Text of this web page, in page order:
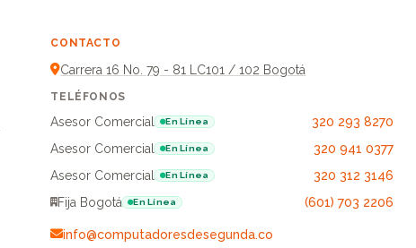
CONTACTO
Carrera 16 No. 79 - 81 LC101 / 102 Bogotá
TELÉFONOS
Asesor Comercial En Línea
320 293 8270
Asesor Comercial
En Línea
320 941 0377
Asesor Comercial
En Línea
320 312 3146
Fija Bogotá
En Línea (601) 703 2206
info@computadoresdesegunda.co